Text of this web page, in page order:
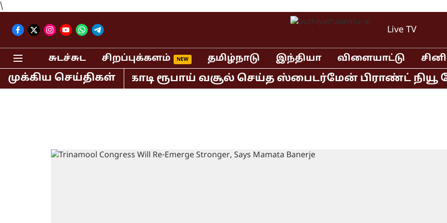
\
Live TV
சுடச்சுட சிறப்புக்களம் தமிழ்நாடு இந்தியா விளையாட்டு
முக்கிய செய்திகள்
மட்டும் 400 கோடி ரூபாய் வசூல் செய்த ஸ்பைடர்மேன் பிராண்ட் நியூ டே